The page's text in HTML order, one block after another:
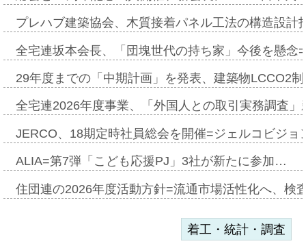
プレハブ建築協会、木質接着パネル工法の構造設
全宅連坂本会長、「団塊世代の持ち家」今後を懸
29年度までの「中期計画」を発表、建築物LCCO2
全宅連2026年度事業、「外国人との取引実務調査
JERCO、18期定時社員総会を開催=ジェルコビジ
ALIA=第7弾「こども応援PJ」3社が新たに参加…
住団連の2026年度活動方針=流通市場活性化へ、検
着工・統計・調査